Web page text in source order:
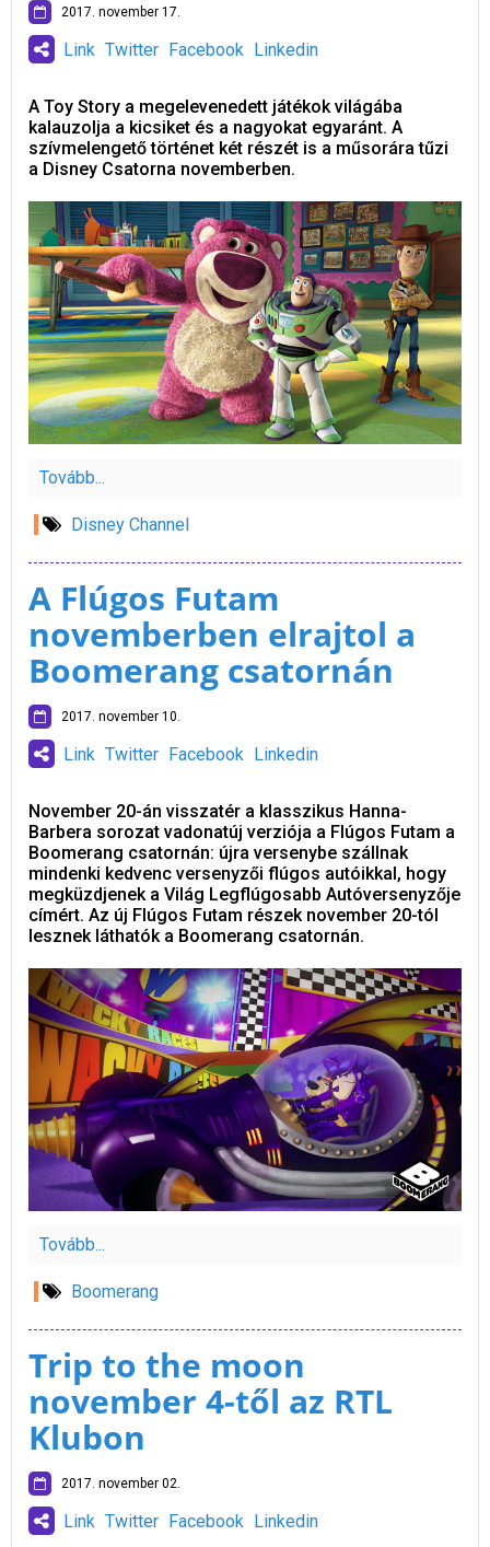
2017. november 17.
Link Twitter Facebook Linkedin
A Toy Story a megelevenedett játékok világába
kalauzolja a kicsiket és a nagyokat egyaránt. A
szívmelengető történet két részét is a műsorára tűzi
a Disney Csatorna novemberben.
Tovább...
Disney Channel
A Flúgos Futam
novemberben elrajtol a
Boomerang csatornán
2017. november 10.
Link Twitter Facebook Linkedin
November 20-án visszatér a klasszikus Hanna-
Barbera sorozat vadonatúj verziója a Flúgos Futam a
Boomerang csatornán: újra versenybe szállnak
mindenki kedvenc versenyzői flúgos autóikkal, hogy
megküzdjenek a Világ Legflúgosabb Autóversenyzője
címért. Az új Flúgos Futam részek november 20-tól
lesznek láthatók a Boomerang csatornán.
Tovább...
Boomerang
Trip to the moon
november 4-től az RTL
Klubon
2017. november 02.
Link Twitter Facebook Linkedin